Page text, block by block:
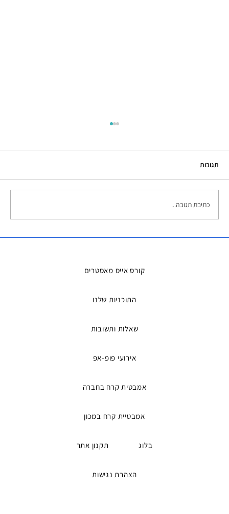
תגובות
כתיבת תגובה...
קורס אייס מאסטרים
התוכניות שלנו
שאלות ותשובות
אירועי פופ-אפ
אמבטית קרח בחברה
אמבטיית קרח במכון
בלוג תקנון אתר
הצהרת נגישות